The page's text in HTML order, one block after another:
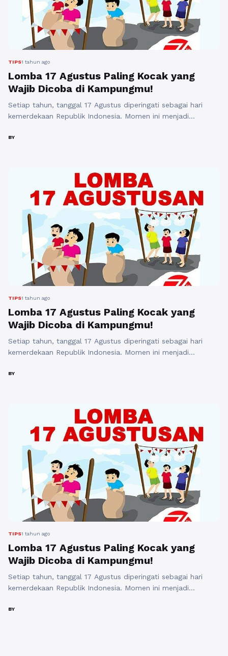
TIPS1 tahun ago
Lomba 17 Agustus Paling Kocak yang
Wajib Dicoba di Kampungmu!
Setiap tahun, tanggal 17 Agustus diperingati sebagai hari
kemerdekaan Republik Indonesia. Momen ini menjadi
berbagai cara, salah satunya melalui lomba. Beragam lomba
Berikut ini adalah beberapa lomba 17 Agustus paling kocak
yang wajib dicoba di ...Baca Selengkapnya
BY
TIPS1 tahun ago
Lomba 17 Agustus Paling Kocak yang
Wajib Dicoba di Kampungmu!
Setiap tahun, tanggal 17 Agustus diperingati sebagai hari
kemerdekaan Republik Indonesia. Momen ini menjadi
berbagai cara, salah satunya melalui lomba. Beragam lomba
Berikut ini adalah beberapa lomba 17 Agustus paling kocak
yang wajib dicoba di ...Baca Selengkapnya
BY
TIPS1 tahun ago
Lomba 17 Agustus Paling Kocak yang
Wajib Dicoba di Kampungmu!
Setiap tahun, tanggal 17 Agustus diperingati sebagai hari
kemerdekaan Republik Indonesia. Momen ini menjadi
berbagai cara, salah satunya melalui lomba. Beragam lomba
BY